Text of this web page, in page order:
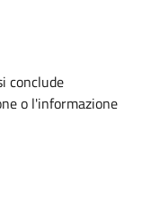
conclude
o l'informazione